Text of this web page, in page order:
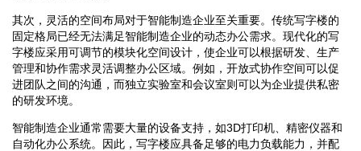
其次，灵活的空间布局对于智能制造企业至关重要。传统写字楼的
固定格局已经无法满足智能制造企业的动态办公需求。现代化的写
字楼应采用可调节的模块化空间设计，使企业可以根据研发、生产
管理和协作需求灵活调整办公区域。例如，开放式协作空间可以促
进团队之间的沟通，而独立实验室和会议室则可以为企业提供私密
的研发环境。
智能制造企业通常需要大量的设备支持，如3D打印机、精密仪器和
自动化办公系统。因此，写字楼应具备足够的电力负载能力，并配